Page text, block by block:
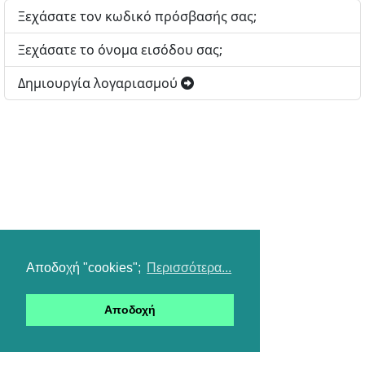
Αποδοχή "cookies"; Περισσότερα...
Αποδοχή
Ξεχάσατε τον κωδικό πρόσβασής σας;
Ξεχάσατε το όνομα εισόδου σας;
Δημιουργία λογαριασμού